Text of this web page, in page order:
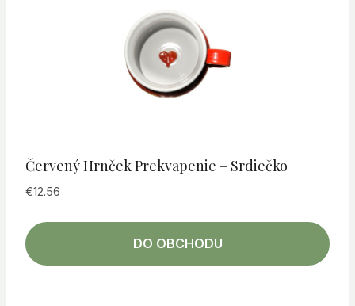
Červený Hrnček Prekvapenie – Srdiečko
€12.56
DO OBCHODU